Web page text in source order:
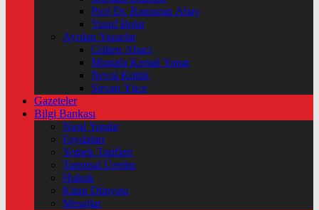
Prof Dr. Ramazan Abay
Yusuf Bolat
Ayrılan Yazarlar
Gülten Abacı
Mustafa Kemal Yonat
Neval Kütük
Şirvan Yüce
Gazeteler
Bilgi Bankası
Nasıl Yapılır
Faydaları
Yemek Tarifleri
Tarımsal Üretim
Hukuk
Kitap Dünyası
Mesajlar